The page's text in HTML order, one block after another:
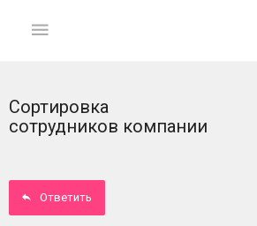
ГЛАВНАЯ
Вход
Сортировка
сотрудников компании
Ответить